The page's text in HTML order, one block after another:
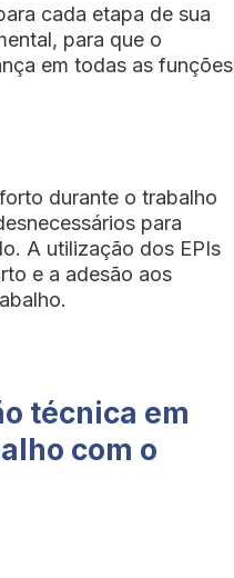
cada etapa de sua
para que o
em todas as funções
durante o trabalho
para
A utilização dos EPIs
e a adesão aos
técnica em
com o